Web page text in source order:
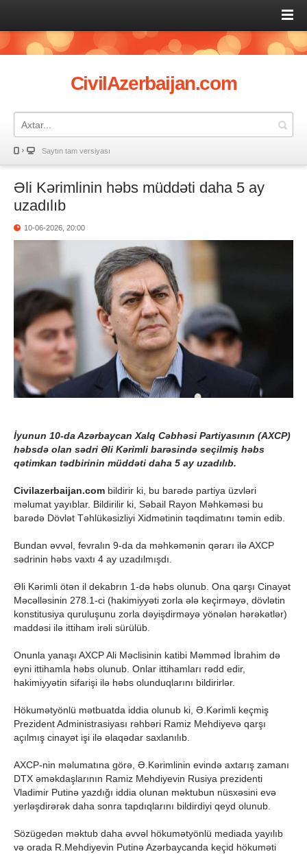
CivilAzerbaijan.com
Saytın tam versiyası
Əli Kərimlinin həbs müddəti daha 5 ay
uzadılıb
10-06-2026, 20:00
İyunun 10-da Azərbaycan Xalq Cəbhəsi Partiyasının (AXCP)
həbsdə olan sədri Əli Kərimli barəsində seçilmiş həbs
qətimkan tədbirinin müddəti daha 5 ay uzadılıb.
Civilazerbaijan.com bildirir ki, bu barədə partiya üzvləri
məlumat yayıblar. Bildirilir ki, Səbail Rayon Məhkəməsi bu
barədə Dövlət Təhlükəsizliyi Xidmətinin təqdimatını təmin edib.
Bundan əvvəl, fevralın 9-da da məhkəmənin qərarı ilə AXCP
sədrinin həbs vaxtı 4 ay uzadılmışdı.
Əli Kərimli ötən il dekabrın 1-də həbs olunub. Ona qarşı Cinayət
Məcəlləsinin 278.1-ci (hakimiyyəti zorla ələ keçirməyə, dövlətin
konstitusiya quruluşunu zorla dəyişdirməyə yönələn hərəkətlər)
maddəsi ilə ittiham irəli sürülüb.
Onunla yanaşı AXCP Ali Məclisinin katibi Məmməd İbrahim də
eyni ittihamla həbs olunub. Onlar ittihamları rədd edir,
hakimiyyətin sifarişi ilə həbs olunduqlarını bildirirlər.
Hökumətyönlü mətbuatda iddia olunub ki, Ə.Kərimli keçmiş
Prezident Administrasiyası rəhbəri Ramiz Mehdiyevə qarşı
açılmış cinayət işi ilə əlaqədar saxlanılıb.
AXCP-nin məlumatına görə, Ə.Kərimlinin evində axtarış zamanı
DTX əməkdaşlarının Ramiz Mehdiyevin Rusiya prezidenti
Vladimir Putinə yazdığı iddia olunan məktubun nüsxəsini evə
yerləşdirərək daha sonra tapdıqlarını bildirdiyi qeyd olunub.
Sözügedən məktub daha əvvəl hökumətyönlü mediada yayılıb
və orada R.Mehdiyevin Putinə Azərbaycanda keçid hökuməti